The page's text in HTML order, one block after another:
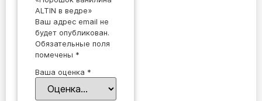
ALTIN в ведре»
Ваш адрес email не
будет опубликован.
Обязательные поля
помечены *
Ваша оценка *